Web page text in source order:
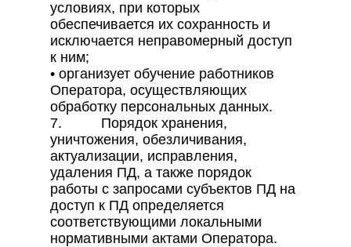
условиях, при которых
обеспечивается их сохранность и
исключается неправомерный доступ
к ним;
• организует обучение работников
Оператора, осуществляющих
обработку персональных данных.
7. Порядок хранения,
уничтожения, обезличивания,
актуализации, исправления,
удаления ПД, а также порядок
работы с запросами субъектов ПД на
доступ к ПД определяется
соответствующими локальными
нормативными актами Оператора.